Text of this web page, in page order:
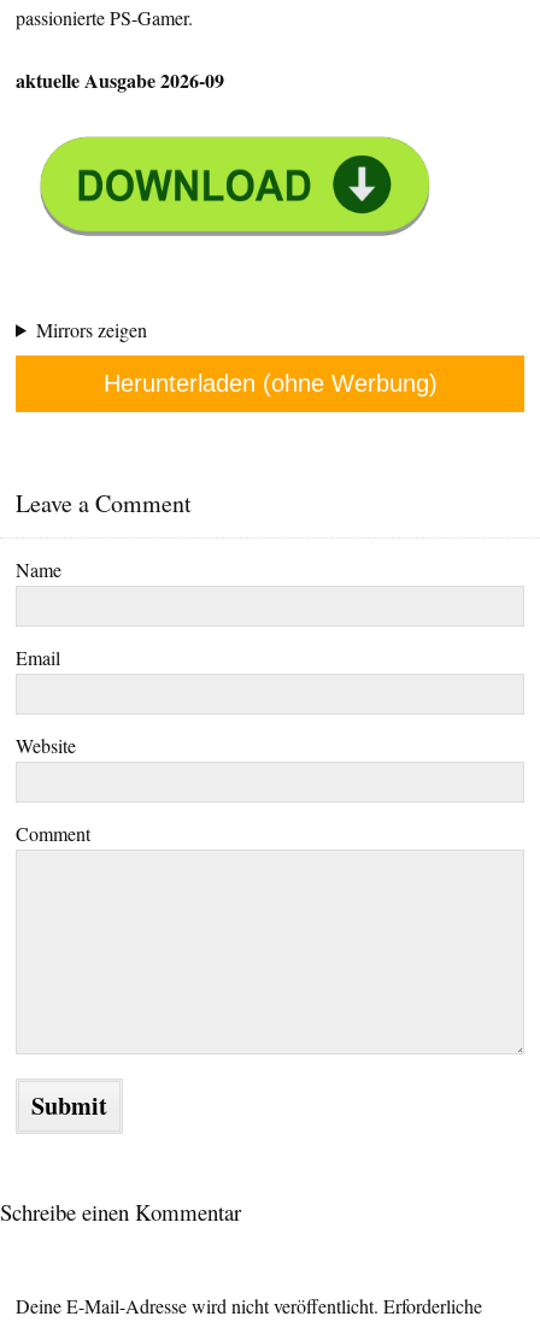
passionierte PS-Gamer.
aktuelle Ausgabe 2026-09
Mirrors zeigen
Herunterladen (ohne Werbung)
Leave a Comment
Name
Email
Website
Comment
Schreibe einen Kommentar
Deine E-Mail-Adresse wird nicht veröffentlicht. Erforderliche